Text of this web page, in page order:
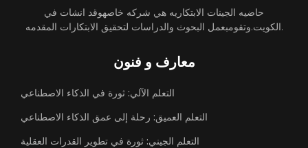
حاضيه الجينات الابتكاريه هي شركه خاصهوقد انشات في
الكويت.وتقومبعمل البحوث والدراسات لتحقيق الابتكارات المقدمه.
معارف و فنون
التعلم الآلي: ثورة في الذكاء الاصطناعي
التعلم العميق: رحلة إلى عمق الذكاء الاصطناعي
التعلم الجيني: ثورة في تطوير القدرات العقلية